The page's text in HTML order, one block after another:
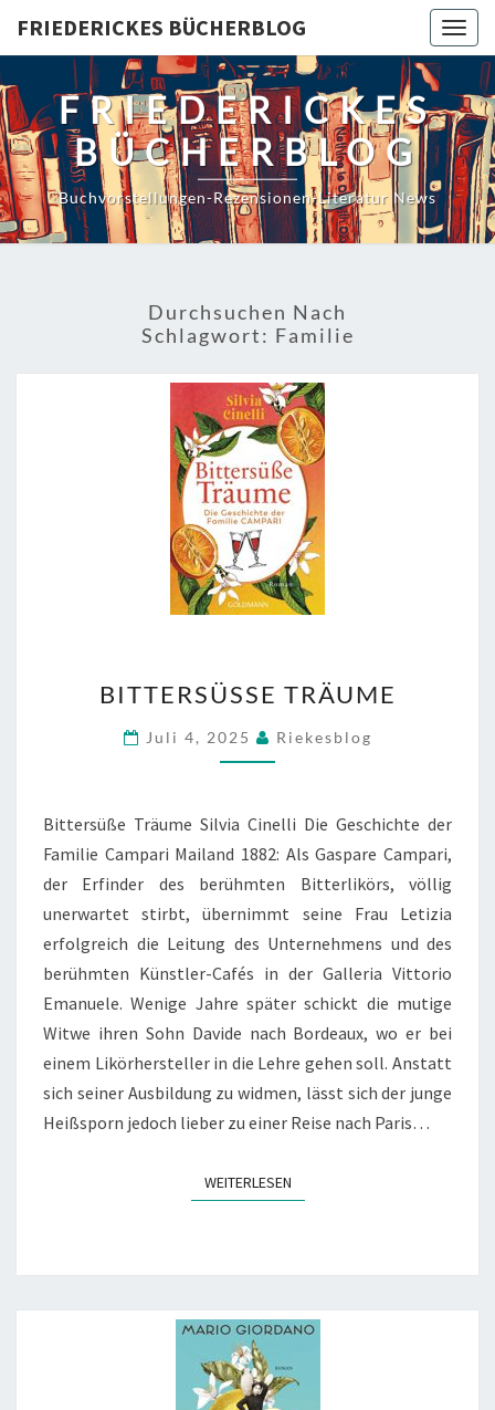
content
FRIEDERICKES BÜCHERBLOG
FRIEDERICKES
BÜCHERBLOG
Buchvorstellungen-Rezensionen-Literatur News
Durchsuchen Nach
Schlagwort: Familie
RÄUME
BITTERSÜSSE TRÄUME
Juli 4, 2025 Riekesblog
Bittersüße Träume Silvia Cinelli Die Geschichte der
Familie Campari Mailand 1882: Als Gaspare Campari,
der Erfinder des berühmten Bitterlikörs, völlig
unerwartet stirbt, übernimmt seine Frau Letizia
erfolgreich die Leitung des Unternehmens und des
berühmten Künstler-Cafés in der Galleria Vittorio
Emanuele. Wenige Jahre später schickt die mutige
Witwe ihren Sohn Davide nach Bordeaux, wo er bei
einem Likörhersteller in die Lehre gehen soll. Anstatt
sich seiner Ausbildung zu widmen, lässt sich der junge
Heißsporn jedoch lieber zu einer Reise nach Paris…
WEITERLESENWEITERLESEN